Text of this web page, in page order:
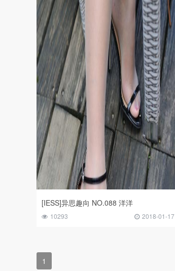
[IESS]异思趣向 NO.088 洋洋
10293 2018-01-17
1